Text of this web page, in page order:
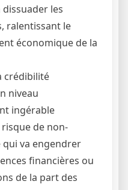
les
ralentissant le
économique de la
crédibilité
niveau
ingérable
de non-
qui va engendrer
financières ou
de la part des